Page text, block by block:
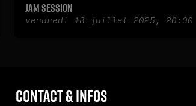
Jam session
vendredi 18 juillet 2025, 20:00
Contact & infos